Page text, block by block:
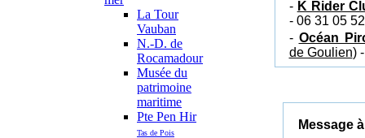
La Tour
Vauban
N.-D. de
Rocamadour
Musée du
patrimoine
maritime
Pte Pen Hir
Tas de Pois
- K Rider
- 06 31 05
- Océan
de Goulien)
Message